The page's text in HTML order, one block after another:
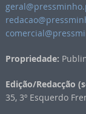
Propriedade:
Edição/Redacção
35, 3º Esquerdo